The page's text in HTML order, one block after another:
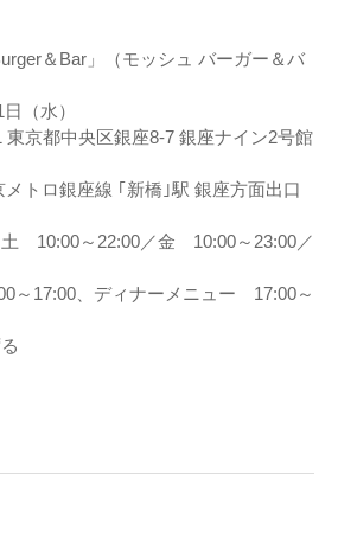
＆Bar」（モッシュ バーガー＆バ
（水）
東京都中央区銀座8-7 銀座ナイン2号館
トロ銀座線 ｢新橋｣駅 銀座方面出口
土 10:00～22:00／金 10:00～23:00／
～17:00、ディナーメニュー 17:00～